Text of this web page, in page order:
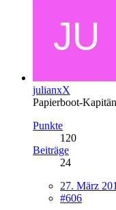
julianxX
Papierboot-Kapitän
Punkte
120
Beiträge
24
27. März
#606